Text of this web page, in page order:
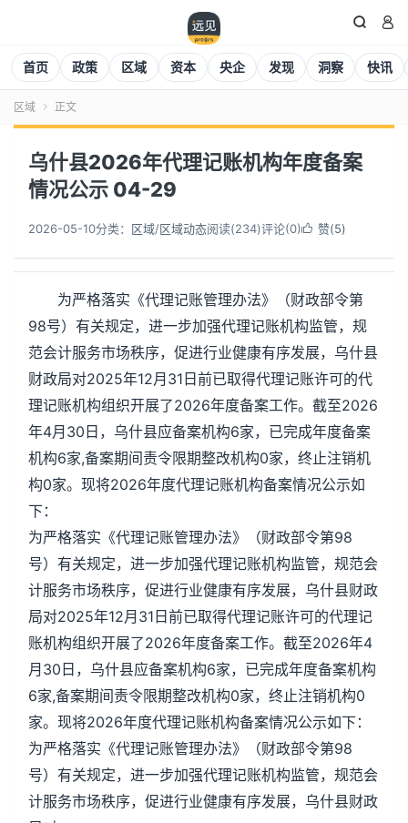
 
首页 政策 区域 资本 央企 发现 洞察 快讯
区域  正文
乌什县2026年代理记账机构年度备案
情况公示 04-29
2026-05-10分类： 区域/区域动态阅读(234)评论(0) 赞(5)
为严格落实《代理记账管理办法》（财政部令第
98号）有关规定，进一步加强代理记账机构监管，规
范会计服务市场秩序，促进行业健康有序发展，乌什县
财政局对2025年12月31日前已取得代理记账许可的代
理记账机构组织开展了2026年度备案工作。截至2026
年4月30日，乌什县应备案机构6家，已完成年度备案
机构6家,备案期间责令限期整改机构0家，终止注销机
构0家。现将2026年度代理记账机构备案情况公示如
下：
为严格落实《代理记账管理办法》（财政部令第98
号）有关规定，进一步加强代理记账机构监管，规范会
计服务市场秩序，促进行业健康有序发展，乌什县财政
局对2025年12月31日前已取得代理记账许可的代理记
账机构组织开展了2026年度备案工作。截至2026年4
月30日，乌什县应备案机构6家，已完成年度备案机构
6家,备案期间责令限期整改机构0家，终止注销机构0
家。现将2026年度代理记账机构备案情况公示如下：
为严格落实《代理记账管理办法》（财政部令第98
号）有关规定，进一步加强代理记账机构监管，规范会
计服务市场秩序，促进行业健康有序发展，乌什县财政